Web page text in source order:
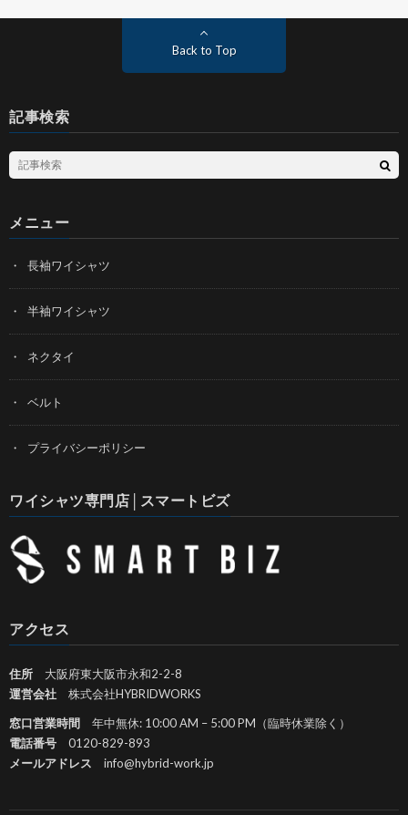
Back to Top
記事検索
メニュー
長袖ワイシャツ
半袖ワイシャツ
ネクタイ
ベルト
プライバシーポリシー
ワイシャツ専門店│スマートビズ
アクセス
住所 大阪府東大阪市永和2-2-8
運営会社 株式会社HYBRIDWORKS
窓口営業時間 年中無休: 10:00 AM – 5:00 PM（臨時休業除く）
電話番号 0120-829-893
メールアドレス info@hybrid-work.jp